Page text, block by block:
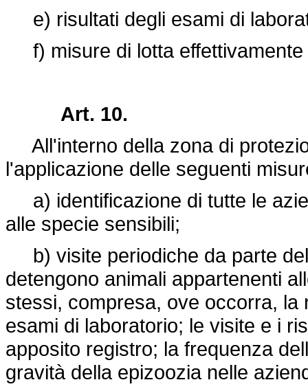
e) risultati degli esami di
f) misure di lotta effettivamente
Art. 10.
All'interno della zona di
l'applicazione delle seguenti
a) identificazione di tutte le
alle specie sensibili;
b) visite periodiche da parte
detengono animali appartenenti
stessi, compresa, ove occorra,
esami di laboratorio; le visite e i
apposito registro; la frequenza
gravità della epizoozia nelle